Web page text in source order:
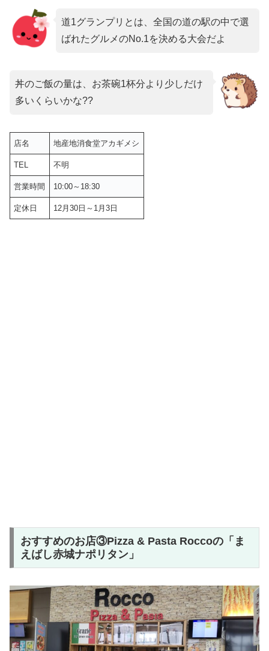
道1グランプリとは、全国の道の駅の中で選
ばれたグルメのNo.1を決める大会だよ
丼のご飯の量は、お茶碗1杯分より少しだけ
多いくらいかな??
店名 地産地消食堂アカギメシ
TEL 不明
営業時間 10:00～18:30
定休日 12月30日～1月3日
おすすめのお店③Pizza & Pasta Roccoの「ま
えばし赤城ナポリタン」